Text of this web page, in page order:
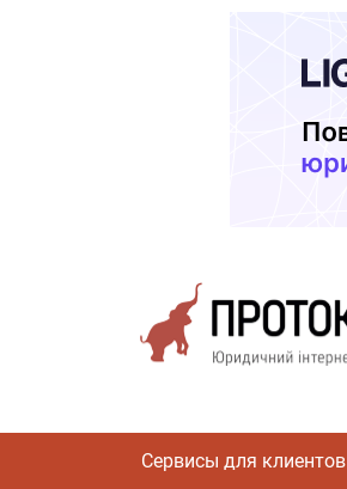
Сервисы для клиентов